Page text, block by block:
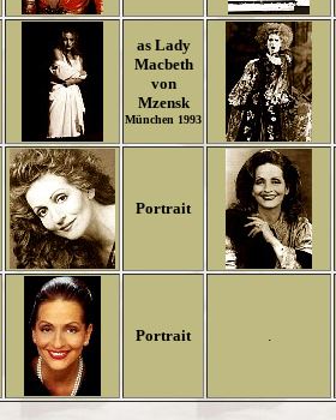
as Lady
Macbeth
von
Mzensk
München 1993
Portrait
Portrait .